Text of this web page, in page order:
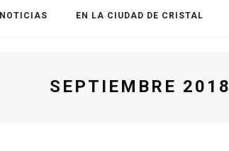
NOTICIAS EN LA CIUDAD DE CRISTAL
SEPTIEMBRE 2018